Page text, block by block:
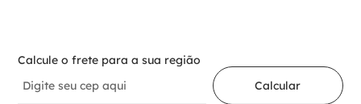
Calcule o frete para a sua região
Calcular